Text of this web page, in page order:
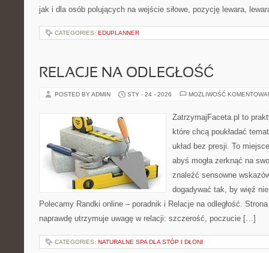
jak i dla osób polujących na wejście siłowe, pozycję lewara,
CATEGORIES: EDUPLANNER
RELACJE NA ODLEGŁOŚĆ
POSTED BY ADMIN STY - 24 - 2026 MOŻLIWOŚĆ
ZatrzymajFaceta.pl to
które chcą poukładać
układ bez presji. To
abyś mogła zerknąć na
znaleźć sensowne
dogadywać tak, by więź
Polecamy Randki online – poradnik i Relacje na odległość.
naprawdę utrzymuje uwagę w relacji: szczerość, poczucie […]
CATEGORIES: NATURALNE SPA DLA STÓP I DŁONI